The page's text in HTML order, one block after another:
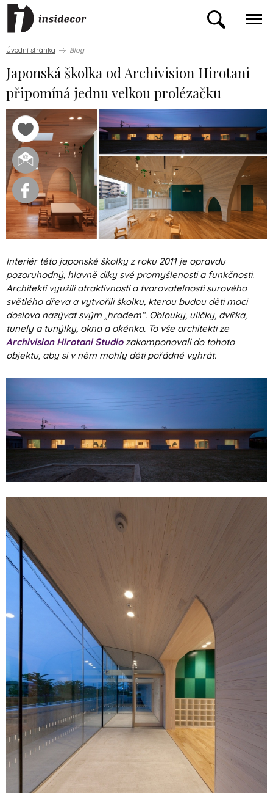
Úvodní stránka Blog
Japonská školka od Archivision Hirotani
připomíná jednu velkou prolézačku
Interiér této japonské školky z roku 2011 je opravdu
pozoruhodný, hlavně díky své promyšlenosti a funkčnosti.
Architekti využili atraktivnosti a tvarovatelnosti surového
světlého dřeva a vytvořili školku, kterou budou děti moci
doslova nazývat svým „hradem“. Oblouky, uličky, dvířka,
tunely a tunýlky, okna a okénka. To vše architekti ze
Archivision Hirotani Studiozakomponovali do tohoto
objektu, aby si v něm mohly děti pořádně vyhrát.